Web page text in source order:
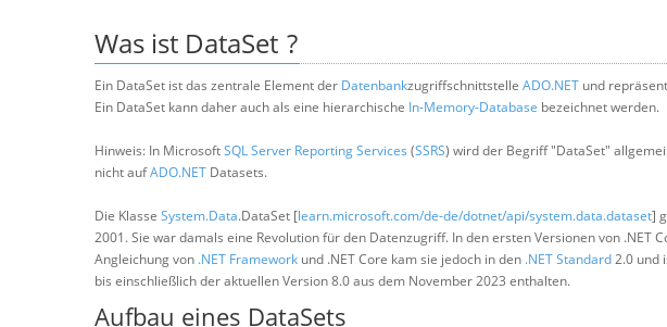
Was ist DataSet ?
Ein DataSet ist das zentrale Element der Datenbankzugriffschnittstelle ADO.NET und
Ein DataSet kann daher auch als eine hierarchische In-Memory-Database bezeichnet werden.
Hinweis: In MicrosoftSQL Server Reporting Services (SSRS) wird der Begriff "DataSet"
nicht aufADO.NET Datasets.
Die Klasse System.Data.DataSet [learn.microsoft.com/de-de/dotnet/api/system.data.dataset]
2001. Sie war damals eine Revolution für den Datenzugriff. In den ersten Versionen von .NET
Angleichung von .NET Framework und .NET Core kam sie jedoch in den .NET Standard2.0 und
bis einschließlich der aktuellen Version 8.0 aus dem November 2023 enthalten.
Aufbau eines DataSets